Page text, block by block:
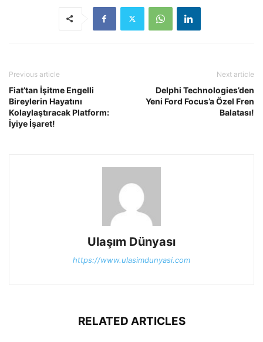
Previous article
Fiat’tan İşitme Engelli
Bireylerin Hayatını
Kolaylaştıracak Platform:
İyiye İşaret!
Next article
Delphi Technologies’den
Yeni Ford Focus’a Özel Fren
Balatası!
Ulaşım Dünyası
https://www.ulasimdunyasi.com
RELATED ARTICLES